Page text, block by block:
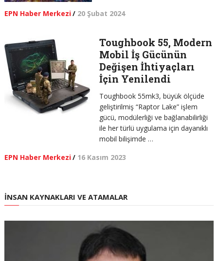
EPN Haber Merkezi/ 20 Şubat 2024
Toughbook 55, Modern
Mobil İş Gücünün
Değişen İhtiyaçları
İçin Yenilendi
Toughbook 55mk3, büyük ölçüde
geliştirilmiş “Raptor Lake” işlem
gücü, modülerliği ve bağlanabilirliği
ile her türlü uygulama için dayanıklı
mobil bilişimde …
EPN Haber Merkezi/ 16 Kasım 2023
İNSAN KAYNAKLARI VE ATAMALAR